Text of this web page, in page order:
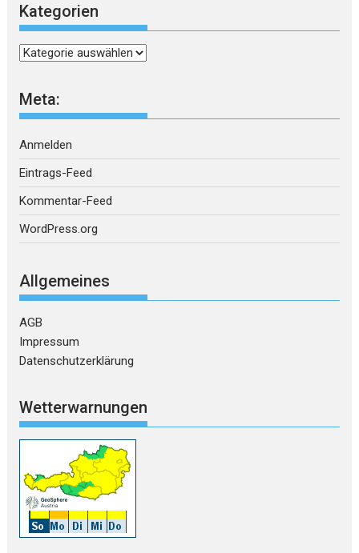
Kategorien
Kategorien
Meta:
Anmelden
Eintrags-Feed
Kommentar-Feed
WordPress.org
Allgemeines
AGB
Impressum
Datenschutzerklärung
Wetterwarnungen